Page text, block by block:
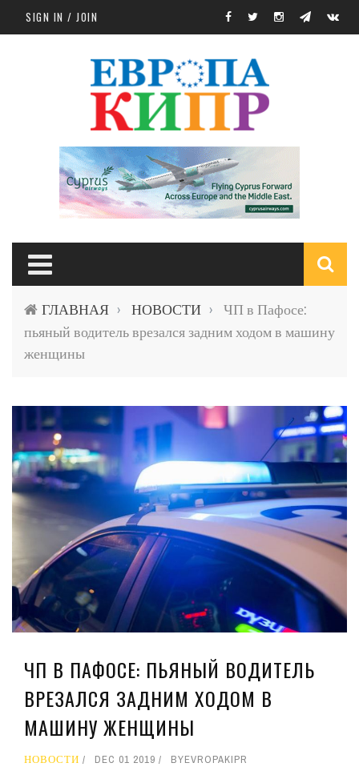
Skip to main content
SIGN IN / JOIN
ГЛАВНАЯ › НОВОСТИ ›
ЧП в Пафосе:
пьяный водитель врезался задним ходом в машину
женщины
ЧП В ПАФОСЕ: ПЬЯНЫЙ ВОДИТЕЛЬ
ВРЕЗАЛСЯ ЗАДНИМ ХОДОМ В
МАШИНУ ЖЕНЩИНЫ
НОВОСТИ DEC 01 2019 BYEVROPAKIPR